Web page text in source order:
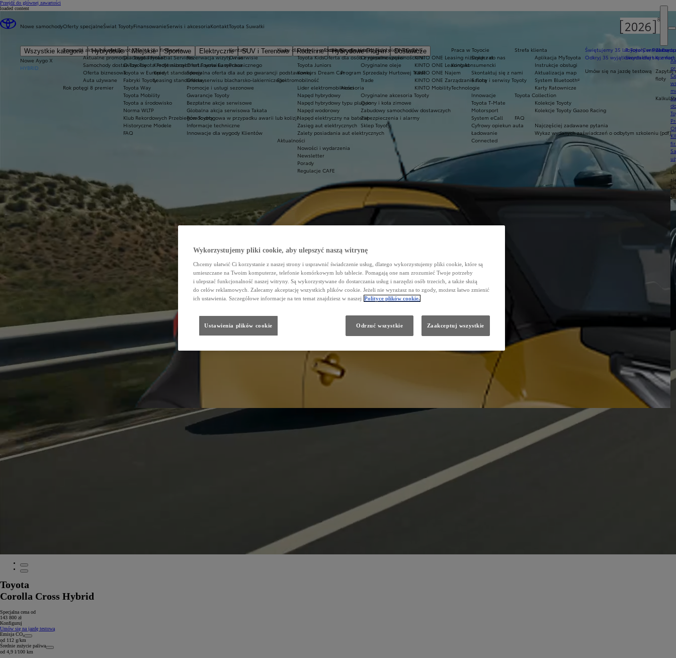
Przejdź do głównej zawartości
Nowe samochody
Wszystkie kategorie Hybrydowe Miejskie Sportowe Elektryczne SUV i Terenowe Rodzinne Hybrydowe Plug-in
Dostawcze
Nowe Aygo X
HYBRID
Oferty specjalne
Sprawdź aktualne oferty
Aktualne promocje
Samochody dostawcze Toyota Professional
Oferta biznesowa
Auta używane
Rok potęgi 8 premier
Ekobonus dla hybryd Toyoty
Oferta dla osób z niepełnosprawnościami
Świętujemy 35 lat Toyoty w Polsce
Odkryj 35 wyjątkowych ofert
Umów się na jazdę testową
Świat Toyoty
Świat Toyoty
Dlaczego Toyota?
O Toyocie
Toyota w Europie
Fabryki Toyoty
Toyota Way
Toyota Mobility
Toyota a środowisko
Norma WLTP
Klub Rekordowych Przebiegów Toyoty
Historyczne Modele
FAQ
Kluby dla dzieci i młodzieży
Toyota Kids
Toyota Juniors
Konkurs Dream Car
Elektromobilność
Lider elektromobilności
Napęd hybrydowy
Napęd hybrydowy typu plug-in
Napęd wodorowy
Napęd elektryczny na baterię
Zasięg aut elektrycznych
Zalety posiadania aut elektrycznych
Aktualności
Nowości i wydarzenia
Newsletter
Porady
Regulacje CAFE
Praca w Toyocie
Dołącz do nas
Kontakt
Skontaktuj się z nami
Salony i serwisy Toyoty
Technologie
Innowacje
Toyota T-Mate
Motorsport
System eCall
Cyfrowy opiekun auta
Ładowanie
Connected
Toyota Central
Skontaktuj się z
Finansowanie
Oferta dla firm
Toyota Financial Services
Kredyt niższych rat Toyota Easy
Kredyt standardowy
Leasing standardowy
KINTO ONE
KINTO ONE Leasing niższych rat
KINTO ONE Leasing konsumencki
KINTO ONE Najem
KINTO ONE Zarządzanie flotą
KINTO Mobility
Komfort
Zapytaj
floty
Serwis i akcesoria
Serwis
Rezerwacja wizyty w serwisie
Oferta serwisu mechanicznego
Specjalna oferta dla aut po gwarancji podstawowej
Oferta serwisu blacharsko-lakierniczego
Promocje i usługi sezonowe
Gwarancje Toyoty
Bezpłatne akcje serwisowe
Globalna akcja serwisowa Takata
Pomoc drogowa w przypadku awarii lub kolizji
Informacje techniczne
Innowacje dla wygody Klientów
Oryginalne części i oleje Toyoty
Oryginalne części
Oryginalne oleje
Program Sprzedaży Hurtowej Trade
Trade
Akcesoria
Oryginalne akcesoria Toyoty
Opony i koła zimowe
Zabudowy samochodów dostawczych
Zabezpieczenia i alarmy
Sklep Toyoty
Strefa klienta
Aplikacja MyToyota
Instrukcje obsługi
Aktualizacja map
System Bluetooth®
Karty Ratownicze
Toyota Collection
Kolekcje Toyoty
Kolekcje Toyoty Gazoo Racing
FAQ
Najczęściej zadawane pytania
Wykaz wydanych zaświadczeń o odbytym szkoleniu (pdf)
KontaktToyota Suwałki
Kontakt
O nas
Praca
loaded content
Toyota
Corolla Cross Hybrid
Specjalna cena od
143 800 zł
Konfiguruj
Umów się na jazdę testową
Emisja CO₂
od 112 g/km
Średnie zużycie paliwa
od 4,9 l/100 km
Wykorzystujemy pliki cookie, aby ulepszyć naszą witrynę
Chcemy ułatwić Ci korzystanie z naszej strony i usprawnić świadczenie usług, dlatego wykorzystujemy pliki cookie, które są
umieszczane na Twoim komputerze, telefonie komórkowym lub tablecie. Pomagają one nam zrozumieć Twoje potrzeby
i ulepszać funkcjonalność naszej witryny. Są wykorzystywane do dostarczania usług i narzędzi osób trzecich, a także służą
do celów reklamowych. Zalecamy akceptację wszystkich plików cookie. Jeżeli nie wyrażasz na to zgody, możesz łatwo zmienić
ich ustawienia. Szczegółowe informacje na ten temat znajdziesz w naszej Polityce plików cookie.
Ustawienia plików cookie Odrzuć wszystkie Zaakceptuj wszystkie